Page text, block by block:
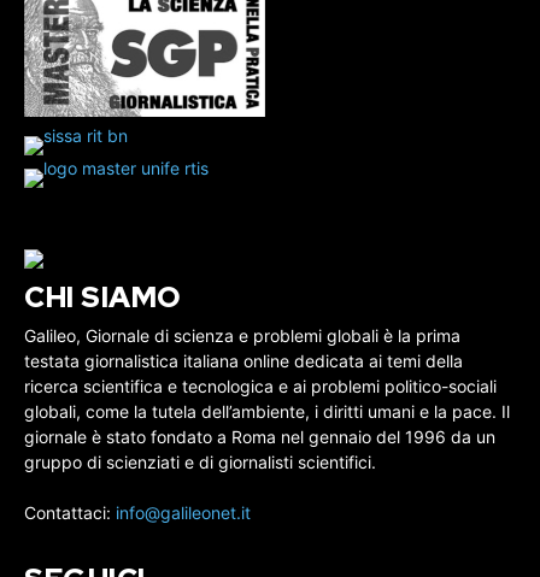
CHI SIAMO
Galileo, Giornale di scienza e problemi globali è la prima
testata giornalistica italiana online dedicata ai temi della
ricerca scientifica e tecnologica e ai problemi politico-sociali
globali, come la tutela dell’ambiente, i diritti umani e la pace. Il
giornale è stato fondato a Roma nel gennaio del 1996 da un
gruppo di scienziati e di giornalisti scientifici.
Contattaci: info@galileonet.it